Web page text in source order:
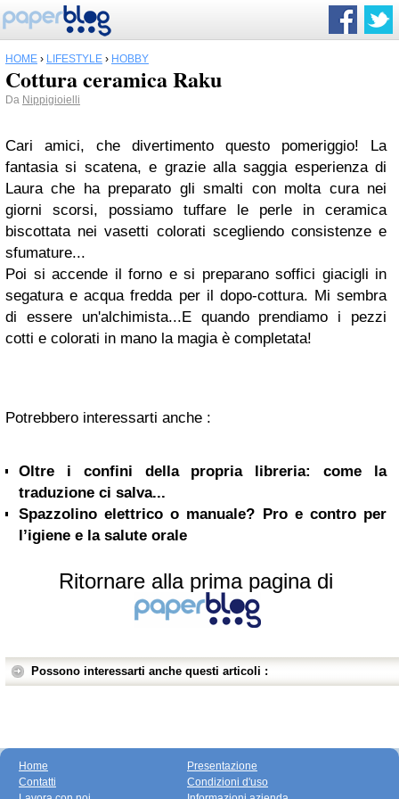
HOME › LIFESTYLE › HOBBY
Cottura ceramica Raku
Da Nippigioielli
Cari amici, che divertimento questo pomeriggio! La
fantasia si scatena, e grazie alla saggia esperienza di
Laura che ha preparato gli smalti con molta cura nei
giorni scorsi, possiamo tuffare le perle in ceramica
biscottata nei vasetti colorati scegliendo consistenze e
sfumature...
Poi si accende il forno e si preparano soffici giacigli in
segatura e acqua fredda per il dopo-cottura. Mi sembra
di essere un'alchimista...E quando prendiamo i pezzi
cotti e colorati in mano la magia è completata!
Potrebbero interessarti anche :
Oltre i confini della propria libreria: come la
traduzione ci salva...
Spazzolino elettrico o manuale? Pro e contro per
l’igiene e la salute orale
Ritornare alla prima pagina di
Possono interessarti anche questi articoli :
Home
Contatti
Presentazione
Condizioni d'uso